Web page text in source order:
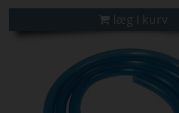
læg i kurv